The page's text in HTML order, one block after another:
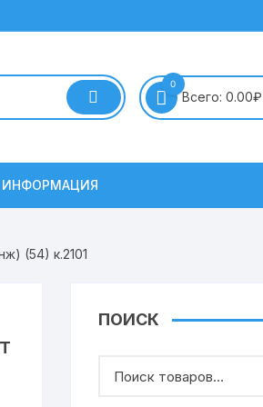
0
Всего: 0.00₽
ИНФОРМАЦИЯ
(54) к.2101
ПОИСК